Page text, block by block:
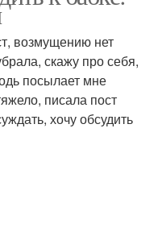
возмущению нет
скажу про себя,
посылает мне
писала пост
хочу обсудить